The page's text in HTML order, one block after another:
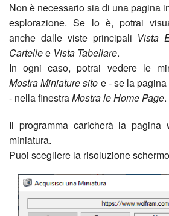
Non è necessario sia di una pagina
esplorazione. Se lo è, potrai
anche dalle viste principali Vista
Cartellee Vista Tabellare.
In ogni caso, potrai vedere le
Mostra Miniature sito e - se la
- nella finestraMostra le Home Page.
Il programma caricherà la pagina
miniatura.
Puoi scegliere la risoluzione